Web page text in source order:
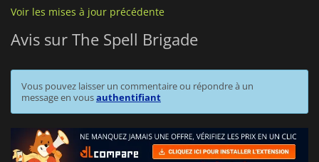
Voir les mises à jour précédente
Avis sur The Spell Brigade
Vous pouvez laisser un commentaire ou répondre à un
message en vousauthentifiant